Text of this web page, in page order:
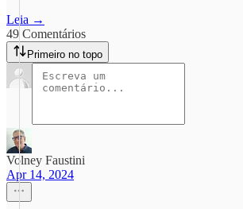
Leia →
49 Comentários
Primeiro no topo
Volney Faustini
Apr 14, 2024